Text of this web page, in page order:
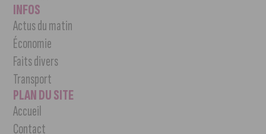
INFOS
Actus du matin
Économie
Faits divers
Transport
PLAN DU SITE
Accueil
Contact